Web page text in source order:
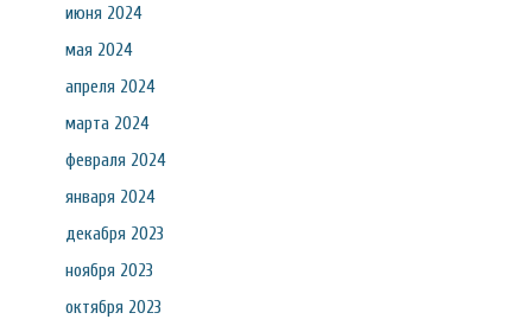
июня 2024
мая 2024
апреля 2024
марта 2024
февраля 2024
января 2024
декабря 2023
ноября 2023
октября 2023